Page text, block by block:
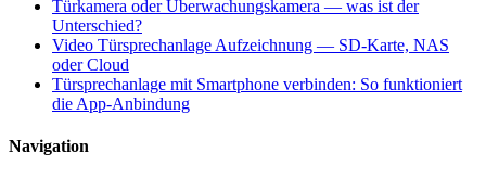
Türkamera oder Überwachungskamera — was ist der
Unterschied?
Video Türsprechanlage Aufzeichnung — SD-Karte, NAS
oder Cloud
Türsprechanlage mit Smartphone verbinden: So funktioniert
die App-Anbindung
Navigation